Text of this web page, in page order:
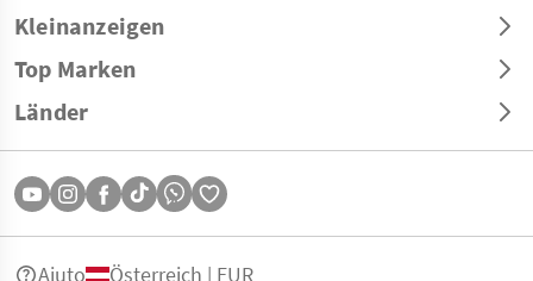
Kleinanzeigen
Top Marken
Länder
Aiuto Österreich | EUR